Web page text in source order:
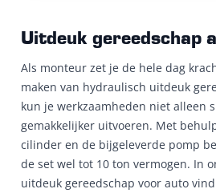
Uitdeuk gereedschap
Als monteur zet je de hele dag
maken van hydraulisch uitdeuk
kun je werkzaamheden niet alleen
gemakkelijker uitvoeren. Met
cilinder en de bijgeleverde pomp
de set wel tot 10 ton vermogen. In
uitdeuk gereedschap voor auto